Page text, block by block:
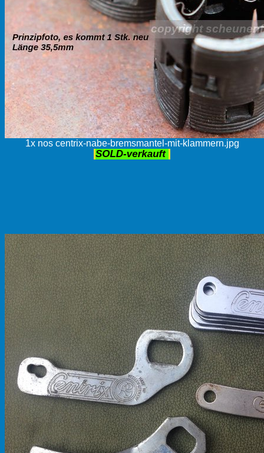
1x nos centrix-nabe-bremsmantel-mit-klammern.jpg